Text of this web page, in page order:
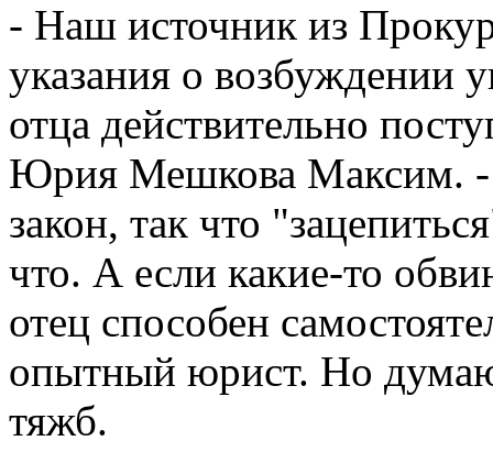
- Наш источник из
указания о возбуждении
отца действительно
Юрия Мешкова Максим. -
закон, так что
что. А если какие-то
отец способен
опытный юрист. Но
тяжб.